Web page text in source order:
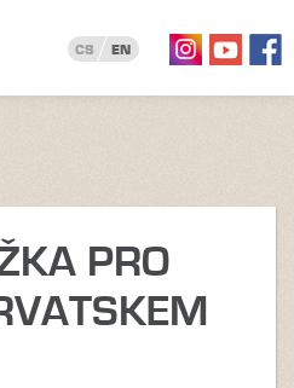
CS EN
PRO